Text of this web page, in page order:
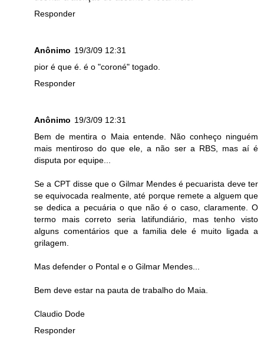
Responder
Anônimo 19/3/09 12:31
pior é que é. é o "coroné" togado.
Responder
Anônimo 19/3/09 12:31
Bem de mentira o Maia entende. Não conheço ninguém
mais mentiroso do que ele, a não ser a RBS, mas aí é
disputa por equipe...
Se a CPT disse que o Gilmar Mendes é pecuarista deve ter
se equivocada realmente, até porque remete a alguem que
se dedica a pecuária o que não é o caso, claramente. O
termo mais correto seria latifundiário, mas tenho visto
alguns comentários que a familia dele é muito ligada a
grilagem.
Mas defender o Pontal e o Gilmar Mendes...
Bem deve estar na pauta de trabalho do Maia.
Claudio Dode
Responder